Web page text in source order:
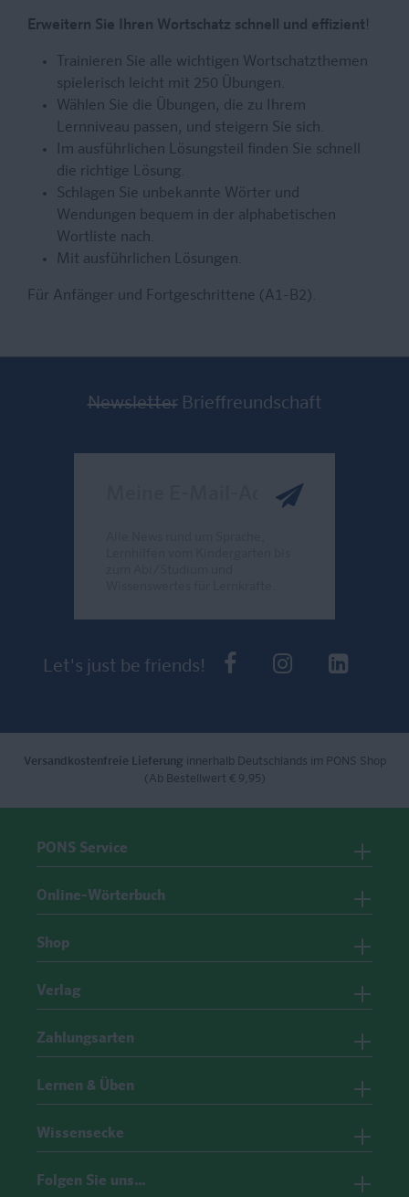
Erweitern Sie Ihren Wortschatz schnell und effizient!
Trainieren Sie alle wichtigen Wortschatzthemen
spielerisch leicht mit 250 Übungen.
Wählen Sie die Übungen, die zu Ihrem
Lernniveau passen, und steigern Sie sich.
Im ausführlichen Lösungsteil finden Sie schnell
die richtige Lösung.
Schlagen Sie unbekannte Wörter und
Wendungen bequem in der alphabetischen
Wortliste nach.
Mit ausführlichen Lösungen.
Für Anfänger und Fortgeschrittene (A1-B2).
Newsletter Brieffreundschaft
Let's just be friends! PONS beiPONS bei
Versandkostenfreie Lieferung innerhalb Deutschlands im PONS Shop
(Ab Bestellwert € 9,95)
PONS Service
Online-Wörterbuch
Shop
Verlag
Zahlungsarten
Lernen & Üben
Wissensecke
Folgen Sie uns…